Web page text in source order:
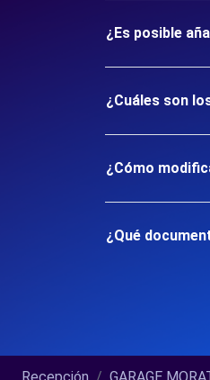
¿Es posible
¿Cuáles son
¿Cómo
¿Qué